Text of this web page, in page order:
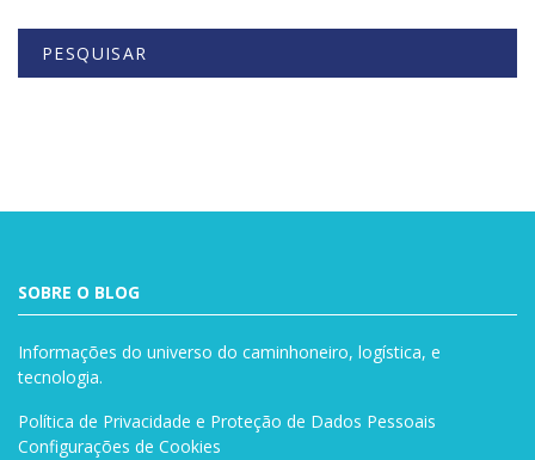
PESQUISAR
SOBRE O BLOG
Informações do universo do caminhoneiro, logística, e
tecnologia.
Política de Privacidade e Proteção de Dados Pessoais
Configurações de Cookies